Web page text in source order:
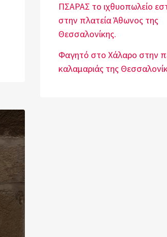
ΠΣΑΡΑΣ το ιχθυοπωλείο
στην πλατεία Άθωνος της
Θεσσαλονίκης.
Φαγητό στο Χάλαρο στην
καλαμαριάς της